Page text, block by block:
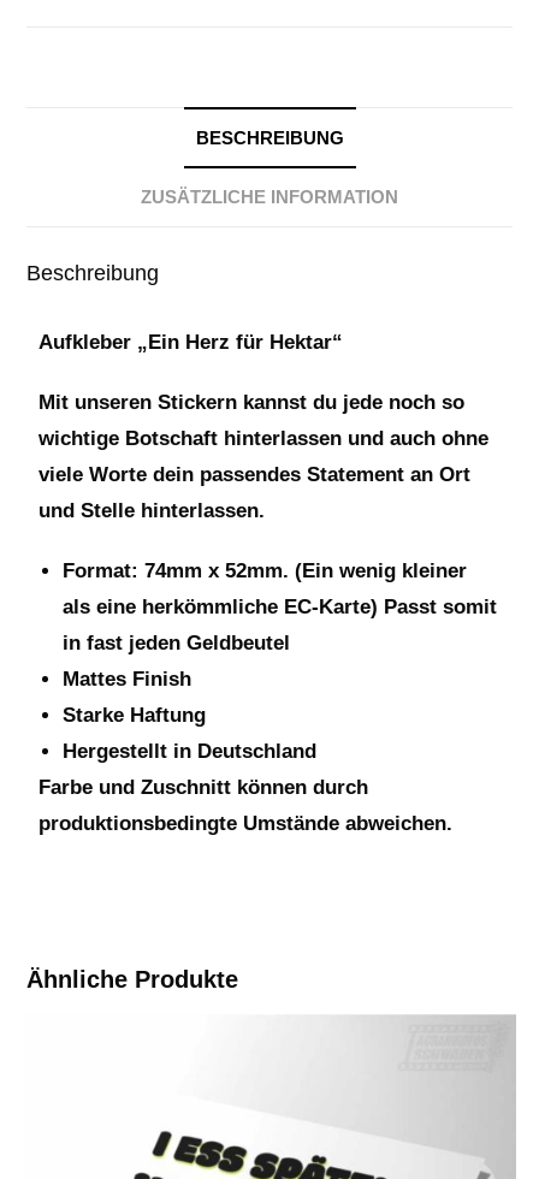
BESCHREIBUNG
ZUSÄTZLICHE INFORMATION
Beschreibung
Aufkleber „Ein Herz für Hektar“
Mit unseren Stickern kannst du jede noch so
wichtige Botschaft hinterlassen und auch ohne
viele Worte dein passendes Statement an Ort
und Stelle hinterlassen.
Format: 74mm x 52mm. (Ein wenig kleiner
als eine herkömmliche EC-Karte) Passt somit
in fast jeden Geldbeutel
Mattes Finish
Starke Haftung
Hergestellt in Deutschland
Farbe und Zuschnitt können durch
produktionsbedingte Umstände abweichen.
Ähnliche Produkte